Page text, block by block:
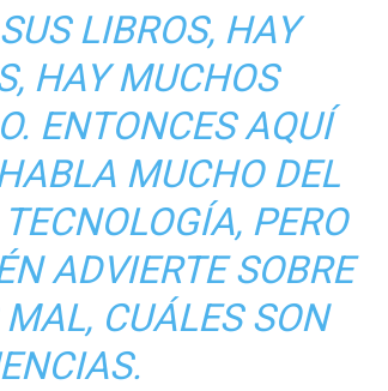
LIBROS, HAY
HAY MUCHOS
ENTONCES AQUÍ
MUCHO DEL
PERO
ADVIERTE SOBRE
CUÁLES SON